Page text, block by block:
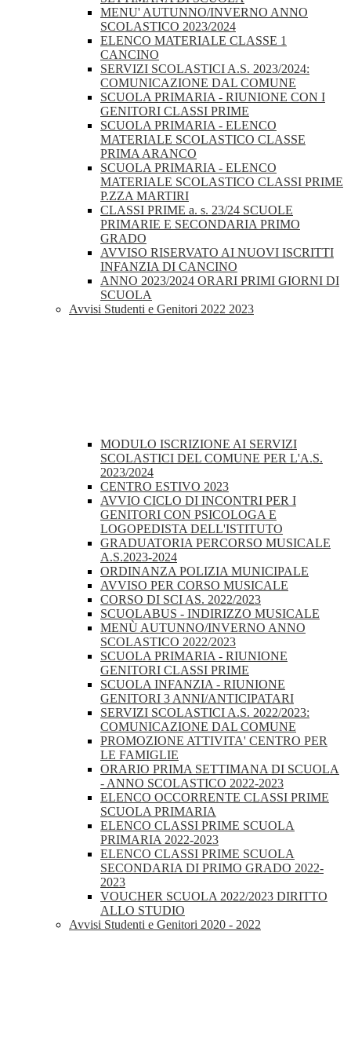
MENU' AUTUNNO/INVERNO ANNO
SCOLASTICO 2023/2024
ELENCO MATERIALE CLASSE 1
CANCINO
SERVIZI SCOLASTICI A.S. 2023/2024:
COMUNICAZIONE DAL COMUNE
SCUOLA PRIMARIA - RIUNIONE CON I
GENITORI CLASSI PRIME
SCUOLA PRIMARIA - ELENCO
MATERIALE SCOLASTICO CLASSE
PRIMA ARANCO
SCUOLA PRIMARIA - ELENCO
MATERIALE SCOLASTICO CLASSI PRIME
P.ZZA MARTIRI
CLASSI PRIME a. s. 23/24 SCUOLE
PRIMARIE E SECONDARIA PRIMO
GRADO
AVVISO RISERVATO AI NUOVI ISCRITTI
INFANZIA DI CANCINO
ANNO 2023/2024 ORARI PRIMI GIORNI DI
SCUOLA
Avvisi Studenti e Genitori 2022 2023
MODULO ISCRIZIONE AI SERVIZI
SCOLASTICI DEL COMUNE PER L'A.S.
2023/2024
CENTRO ESTIVO 2023
AVVIO CICLO DI INCONTRI PER I
GENITORI CON PSICOLOGA E
LOGOPEDISTA DELL'ISTITUTO
GRADUATORIA PERCORSO MUSICALE
A.S.2023-2024
ORDINANZA POLIZIA MUNICIPALE
AVVISO PER CORSO MUSICALE
CORSO DI SCI AS. 2022/2023
SCUOLABUS - INDIRIZZO MUSICALE
MENÙ AUTUNNO/INVERNO ANNO
SCOLASTICO 2022/2023
SCUOLA PRIMARIA - RIUNIONE
GENITORI CLASSI PRIME
SCUOLA INFANZIA - RIUNIONE
GENITORI 3 ANNI/ANTICIPATARI
SERVIZI SCOLASTICI A.S. 2022/2023:
COMUNICAZIONE DAL COMUNE
PROMOZIONE ATTIVITA' CENTRO PER
LE FAMIGLIE
ORARIO PRIMA SETTIMANA DI SCUOLA
- ANNO SCOLASTICO 2022-2023
ELENCO OCCORRENTE CLASSI PRIME
SCUOLA PRIMARIA
ELENCO CLASSI PRIME SCUOLA
PRIMARIA 2022-2023
ELENCO CLASSI PRIME SCUOLA
SECONDARIA DI PRIMO GRADO 2022-
2023
VOUCHER SCUOLA 2022/2023 DIRITTO
ALLO STUDIO
Avvisi Studenti e Genitori 2020 - 2022